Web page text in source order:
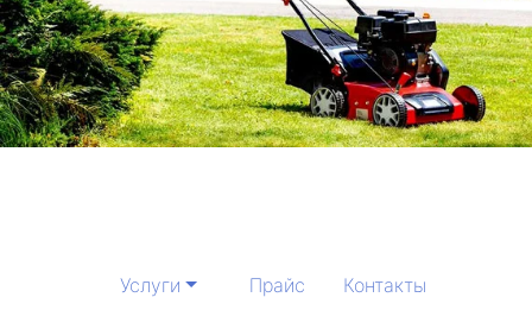
Услуги Прайс Контакты